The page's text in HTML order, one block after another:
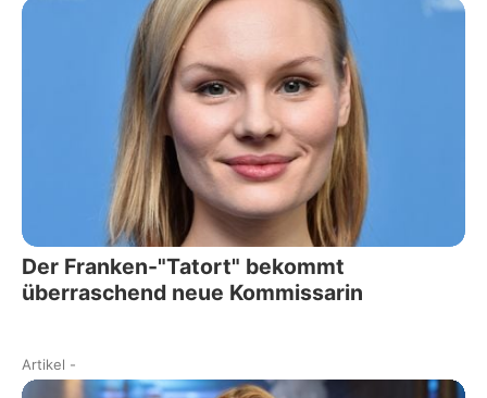
Der Franken-"Tatort" bekommt
überraschend neue Kommissarin
Artikel -